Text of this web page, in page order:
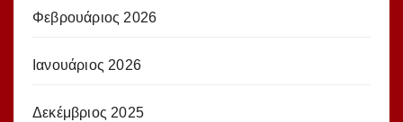
Φεβρουάριος 2026
Ιανουάριος 2026
Δεκέμβριος 2025